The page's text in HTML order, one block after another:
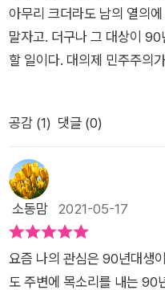
아무리 크더라도 남의 열의
말자고. 더구나 그 대상이
할 일이다. 대의제 민주주의
준 것이고 정치란 시민의 몫
다. 아는 게 병이고 모난 돌이
고, 구조가 먼저 개인이 먼저!
고, 먼저 바뀔 수 있는 개인
답하는 시민들이다. 90년대
만, 덕분에 위로가 되기도 한
공감 (1) 댓글 (0)
소동맘 2021-05-17
요즘 나의 관심은 90년대생
도 주변에 목소리를 내는 90